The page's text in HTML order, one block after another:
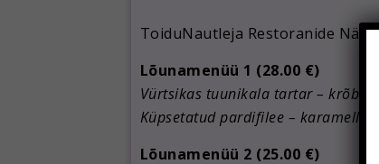
ToiduNautleja Restoranide
Lõunamenüü 1 (28.00 €)
Vürtsikas tuunikala tartar – krõbe
Küpsetatud pardifilee –
Lõunamenüü 2 (25.00 €)